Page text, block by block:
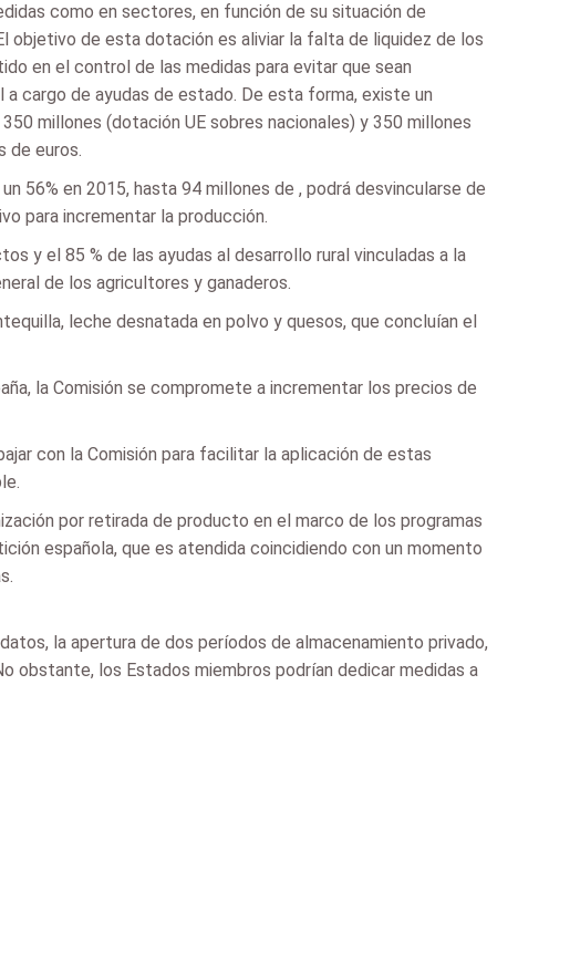
como en sectores, en función de su situación de
objetivo de esta dotación es aliviar la falta de liquidez de los
en el control de las medidas para evitar que sean
cargo de ayudas de estado. De esta forma, existe un
millones (dotación UE sobres nacionales) y 350 millones
de euros.
56% en 2015, hasta 94 millones de , podrá desvincularse de
para incrementar la producción.
y el 85 % de las ayudas al desarrollo rural vinculadas a la
de los agricultores y ganaderos.
leche desnatada en polvo y quesos, que concluían el
la Comisión se compromete a incrementar los precios de
con la Comisión para facilitar la aplicación de estas
por retirada de producto en el marco de los programas
española, que es atendida coincidiendo con un momento
la apertura de dos períodos de almacenamiento privado,
obstante, los Estados miembros podrían dedicar medidas a